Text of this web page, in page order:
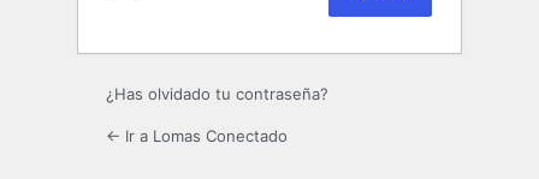
¿Has olvidado tu contraseña?
← Ir a Lomas Conectado